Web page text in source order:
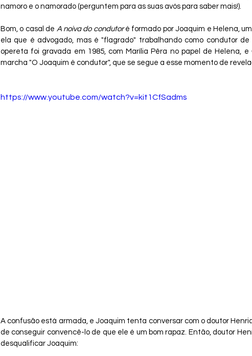
namoro e o namorado (perguntem para as suas avós para saber mais!).
Bom, o casal de A noiva do condutor é formado por Joaquim e Helena,
ela que é advogado, mas é "flagrado" trabalhando como condutor de
opereta foi gravada em 1985, com Marília Pêra no papel de Helena,
marcha "O Joaquim é condutor", que se segue a esse momento de
https://www.youtube.com/watch?v=kit1CfSadms
A confusão está armada, e Joaquim tenta conversar com o doutor
de conseguir convencê-lo de que ele é um bom rapaz. Então, doutor
desqualificar Joaquim: